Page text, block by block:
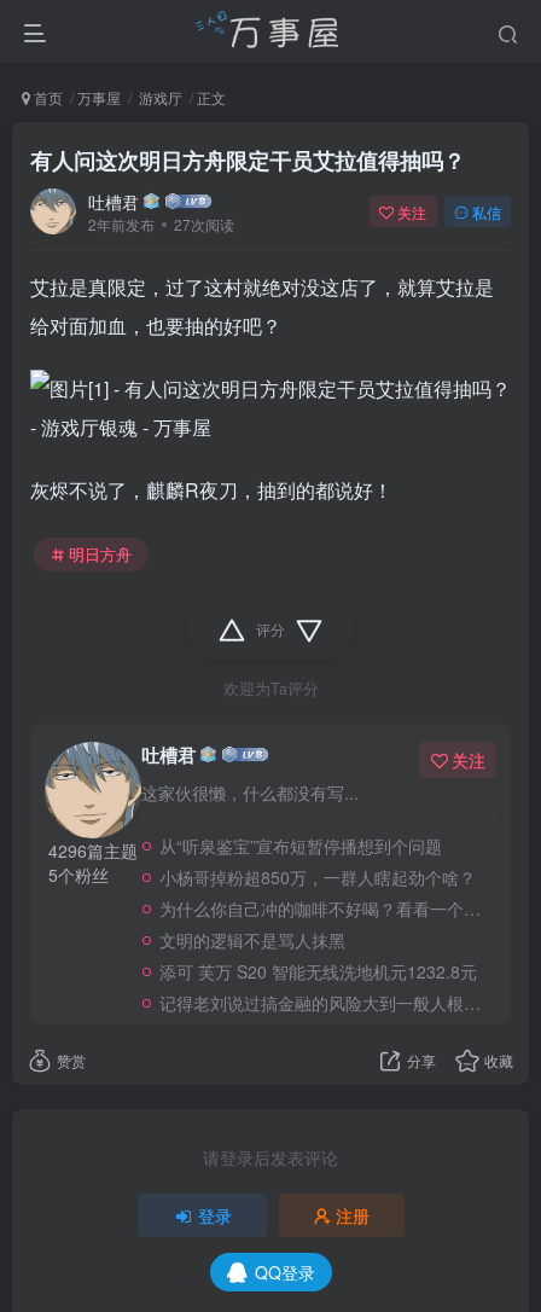
首页 万事屋 游戏厅 正文
有人问这次明日方舟限定干员艾拉值得抽吗？
吐槽君
2年前发布 27次阅读
关注 私信
艾拉是真限定，过了这村就绝对没这店了，就算艾拉是
给对面加血，也要抽的好吧？
灰烬不说了，麒麟R夜刀，抽到的都说好！
明日方舟
评分
欢迎为Ta评分
4296篇主题
5个粉丝
吐槽君
这家伙很懒，什么都没有写...
关注
从“听泉鉴宝”宣布短暂停播想到个问题
小杨哥掉粉超850万，一群人瞎起劲个啥？
为什么你自己冲的咖啡不好喝？看看一个自媒体博主的分享
文明的逻辑不是骂人抹黑
添可 芙万 S20 智能无线洗地机元1232.8元
记得老刘说过搞金融的风险大到一般人根本承受不起
赞赏 分享 收藏
请登录后发表评论
登录 注册
QQ登录